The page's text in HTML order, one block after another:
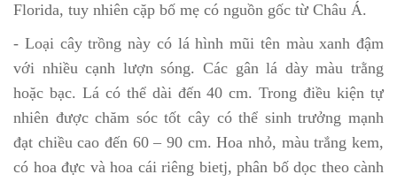
Florida, tuy nhiên cặp bố mẹ có nguồn gốc từ Châu Á.
- Loại cây trồng này có lá hình mũi tên màu xanh đậm
với nhiều cạnh lượn sóng. Các gân lá dày màu trằng
hoặc bạc. Lá có thể dài đến 40 cm. Trong điều kiện tự
nhiên được chăm sóc tốt cây có thể sinh trưởng mạnh
đạt chiều cao đến 60 – 90 cm. Hoa nhỏ, màu trắng kem,
có hoa đực và hoa cái riêng bietj, phân bố dọc theo cành